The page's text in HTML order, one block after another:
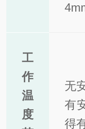
工
作
温
度
无
有
得